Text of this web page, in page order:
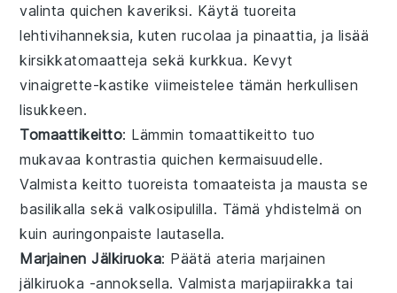
valintaquichen kaveriksi. Käytä tuoreita
lehtivihanneksia, kutenrucolaa ja pinaattia, ja lisää
kirsikkatomaatteja sekäkurkkua. Kevyt
vinaigrette-kastike viimeistelee tämän herkullisen
lisukkeen.
Tomaattikeitto: Lämmin tomaattikeitto tuo
mukavaa kontrastia quichen kermaisuudelle.
Valmista keitto tuoreista tomaateista ja mausta se
basilikalla sekä valkosipulilla. Tämäyhdistelmä on
kuin auringonpaiste lautasella.
Marjainen Jälkiruoka: Päätäateria marjainen
jälkiruoka -annoksella. Valmista marjapiirakka tai